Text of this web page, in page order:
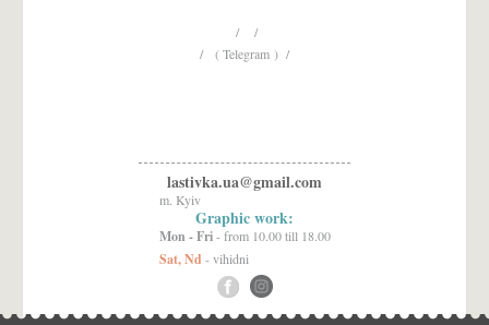
/ /
/ ( Telegram ) /
lastivka.ua@gmail.com
m. Kyiv
Graphic work:
Mon - Fri- from 10.00 till 18.00
Sat, Nd - vihidni